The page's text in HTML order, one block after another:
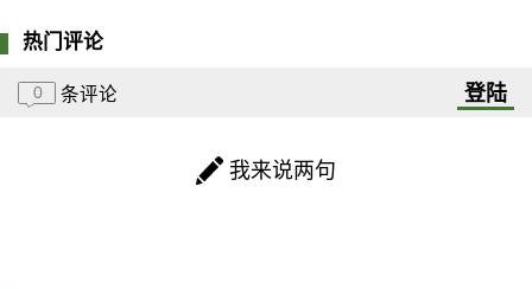
热门评论
0 条评论 登陆
我来说两句